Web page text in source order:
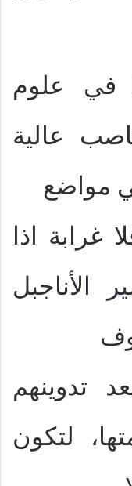
في علوم
عالية
مواضع
غرابة اذا
الأناجبل
تدوينهم
لتكون